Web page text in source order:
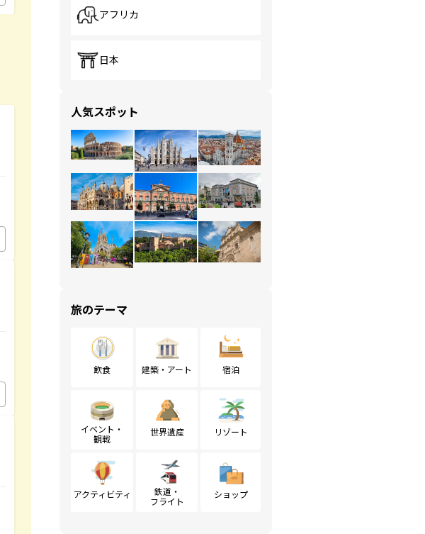
アフリカ
日本
人気スポット
旅のテーマ
飲食 建築・アート 宿泊
イベント・
観戦
世界遺産 リゾート
アクティビティ
鉄道・
フライト
ショップ